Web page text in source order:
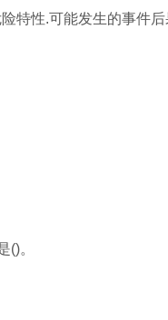
特性.可能发生的事件
()。